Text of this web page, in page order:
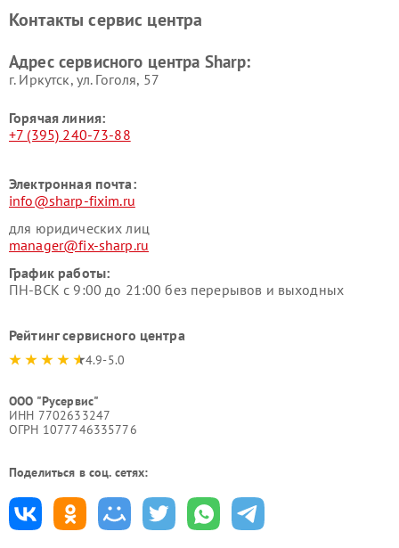
Контакты сервис центра
Адрес сервисного центра Sharp:
г. Иркутск, ул. ​Гоголя, 57
Горячая линия:
+7 (395) 240-73-88
Электронная почта:
info@sharp-fixim.ru
для юридических лиц
manager@fix-sharp.ru
График работы:
ПН-ВСК с 9:00 до 21:00 без перерывов и выходных
Рейтинг сервисного центра
4.9-5.0
ООО "Русервис"
ИНН 7702633247
ОГРН 1077746335776
Поделиться в соц. сетях: